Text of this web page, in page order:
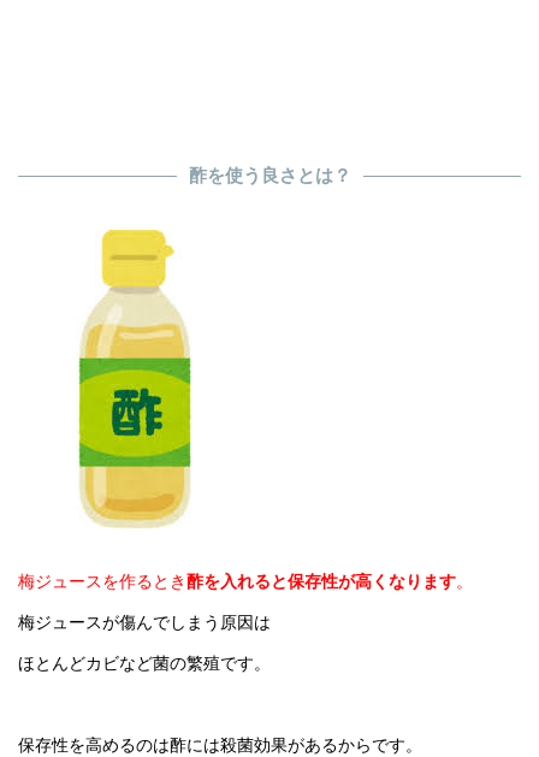
酢を使う良さとは？
梅ジュースを作るとき酢を入れると保存性が高くなります。
梅ジュースが傷んでしまう原因は
ほとんどカビなど菌の繁殖です。
保存性を高めるのは酢には殺菌効果があるからです。